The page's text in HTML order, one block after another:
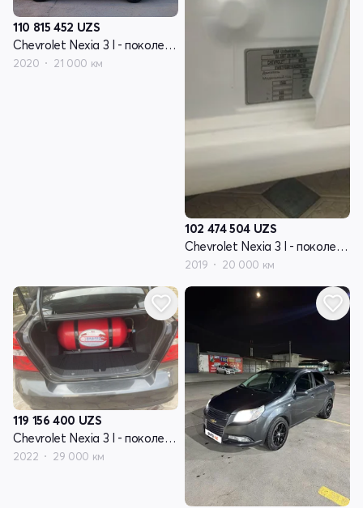
110 815 452 UZS
Chevrolet Nexia 3 I - поколение
2020 21 000 км
102 474 504 UZS
Chevrolet Nexia 3 I - поколение
2019 20 000 км
119 156 400 UZS
Chevrolet Nexia 3 I - поколение
2022 29 000 км